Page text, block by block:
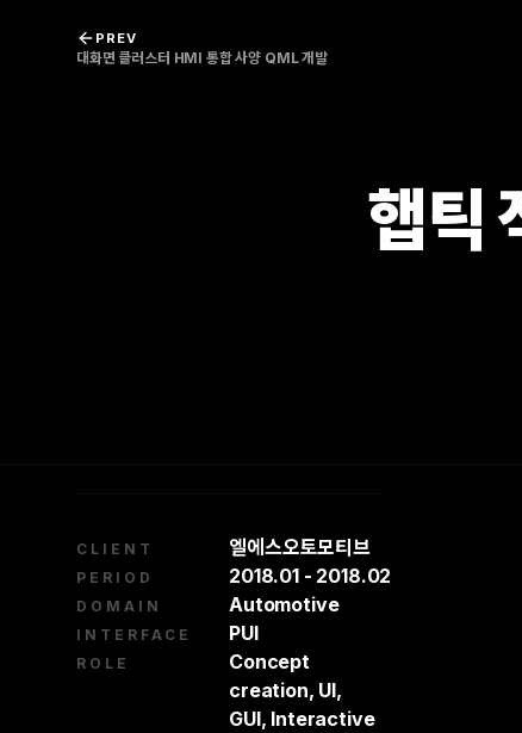
PREV
대화면 클러스터 HMI 통합 사양 QML 개발
햅틱
CLIENT 엘에스오토모티브
PERIOD 2018.01 - 2018.02
DOMAIN Automotive
INTERFACE PUI
ROLE
Concept
creation, UI,
GUI, Interactive